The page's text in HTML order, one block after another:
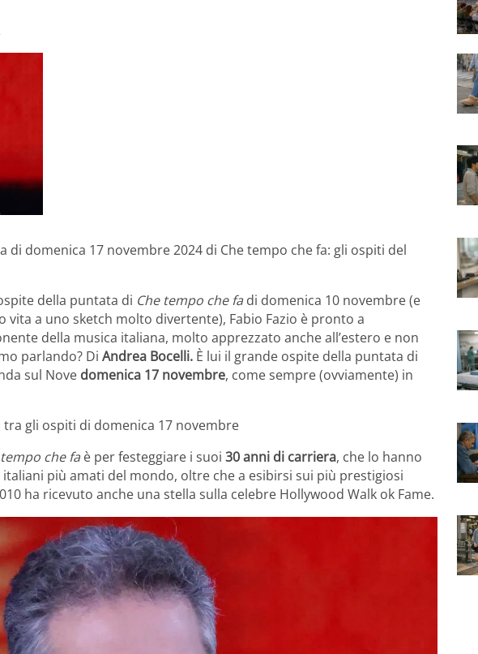
di domenica 17 novembre 2024 di Che tempo che fa: gli ospiti del
della puntata di Che tempo che fa di domenica 10 novembre (e
vita a uno sketch molto divertente), Fabio Fazio è pronto a
della musica italiana, molto apprezzato anche all’estero e non
parlando? Di Andrea Bocelli. È lui il grande ospite della puntata di
sul Nove domenica 17 novembre, come sempre (ovviamente) in
tra gli ospiti di domenica 17 novembre
che fa è per festeggiare i suoi 30 anni di carriera, che lo hanno
più amati del mondo, oltre che a esibirsi sui più prestigiosi
ha ricevuto anche una stella sulla celebre Hollywood Walk ok Fame.